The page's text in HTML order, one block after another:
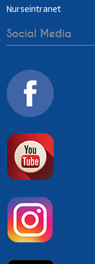
Nurseintranet
Social Media